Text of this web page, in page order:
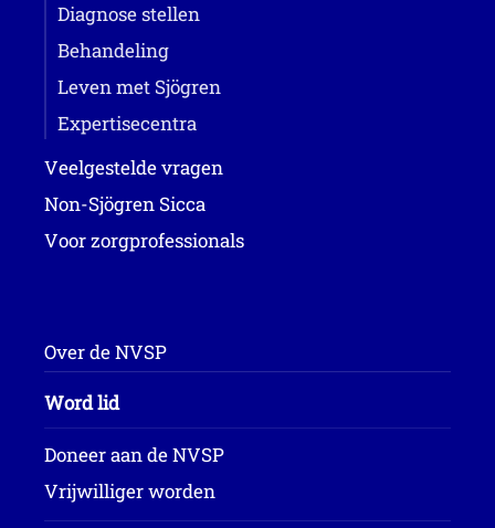
Diagnose stellen
Behandeling
Leven met Sjögren
Expertisecentra
Veelgestelde vragen
Non-Sjögren Sicca
Voor zorgprofessionals
Over de NVSP
Word lid
Doneer aan de NVSP
Vrijwilliger worden